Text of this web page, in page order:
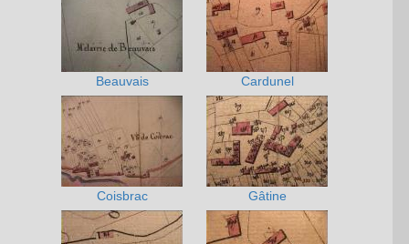
Beauvais Cardunel
Coisbrac Gâtine